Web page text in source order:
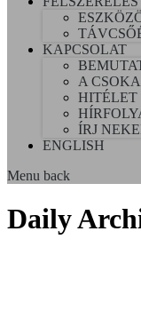
KAPCSOLAT
A
HITÉLET
ÍRJ
ENGLISH
Menu back
Daily